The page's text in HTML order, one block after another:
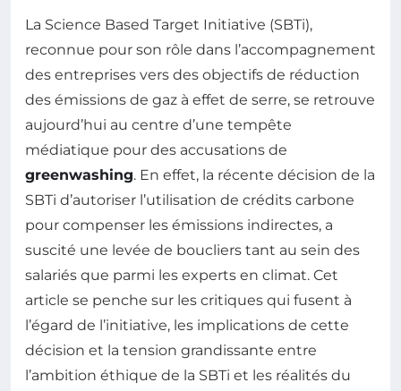
La Science Based Target Initiative (SBTi),
reconnue pour son rôle dans l’accompagnement
des entreprises vers des objectifs de réduction
des émissions de gaz à effet de serre, se retrouve
aujourd’hui au centre d’une tempête
médiatique pour des accusations de
greenwashing. En effet, la récente décision de la
SBTi d’autoriser l’utilisation de crédits carbone
pour compenser les émissions indirectes, a
suscité une levée de boucliers tant au sein des
salariés que parmi les experts en climat. Cet
article se penche sur les critiques qui fusent à
l’égard de l’initiative, les implications de cette
décision et la tension grandissante entre
l’ambition éthique de la SBTi et les réalités du